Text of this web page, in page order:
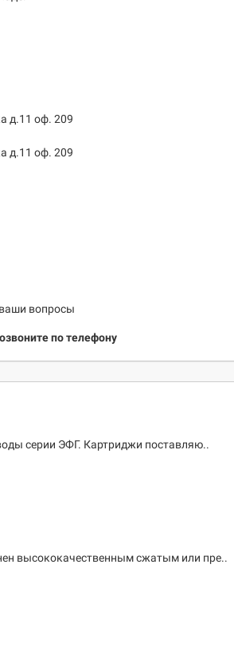
д.11 оф. 209
д.11 оф. 209
вопросы
по телефону
серии ЭФГ. Картриджи поставляю..
высококачественным сжатым или пре..